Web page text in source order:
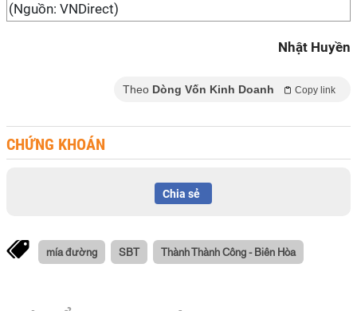
(Nguồn: VNDirect)
Nhật Huyền
Theo Dòng Vốn Kinh Doanh Copy link
CHỨNG KHOÁN
Chia sẻ
mía đường SBT Thành Thành Công - Biên Hòa